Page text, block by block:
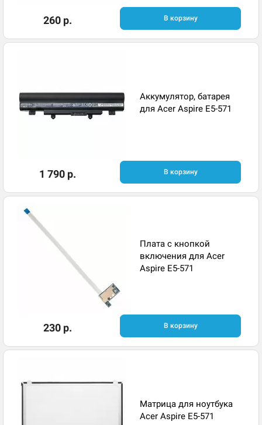
260 р. В корзину
Аккумулятор, батарея
для Acer Aspire E5-571
1 790 р. В корзину
Плата с кнопкой
включения для Acer
Aspire E5-571
230 р. В корзину
Матрица для ноутбука
Acer Aspire E5-571